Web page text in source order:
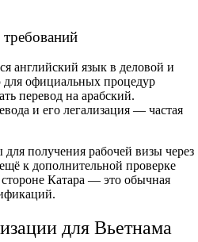
английский язык в деловой и
для официальных процедур
перевод на арабский.
и его легализация — частая
получения рабочей визы через
к дополнительной проверке
Катара — это обычная
для Вьетнама